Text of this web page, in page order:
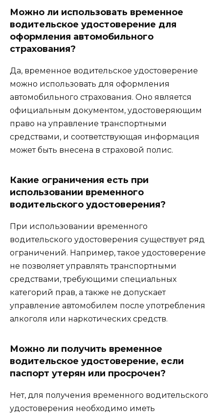
Можно ли использовать временное
водительское удостоверение для
оформления автомобильного
страхования?
Да, временное водительское удостоверение
можно использовать для оформления
автомобильного страхования. Оно является
официальным документом, удостоверяющим
право на управление транспортными
средствами, и соответствующая информация
может быть внесена в страховой полис.
Какие ограничения есть при
использовании временного
водительского удостоверения?
При использовании временного
водительского удостоверения существует ряд
ограничений. Например, такое удостоверение
не позволяет управлять транспортными
средствами, требующими специальных
категорий прав, а также не допускает
управление автомобилем после употребления
алкоголя или наркотических средств.
Можно ли получить временное
водительское удостоверение, если
паспорт утерян или просрочен?
Нет, для получения временного водительского
удостоверения необходимо иметь